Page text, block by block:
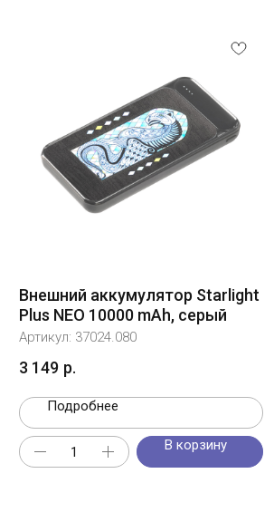
Внешний аккумулятор Starlight
Plus NEO 10000 mAh, серый
Артикул: 37024.080
3 149 р.
Подробнее
В корзину